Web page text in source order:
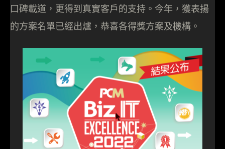
口碑載道，更得到真實客戶的支持。今年，獲表揚
的方案名單已經出爐，恭喜各得獎方案及機構。